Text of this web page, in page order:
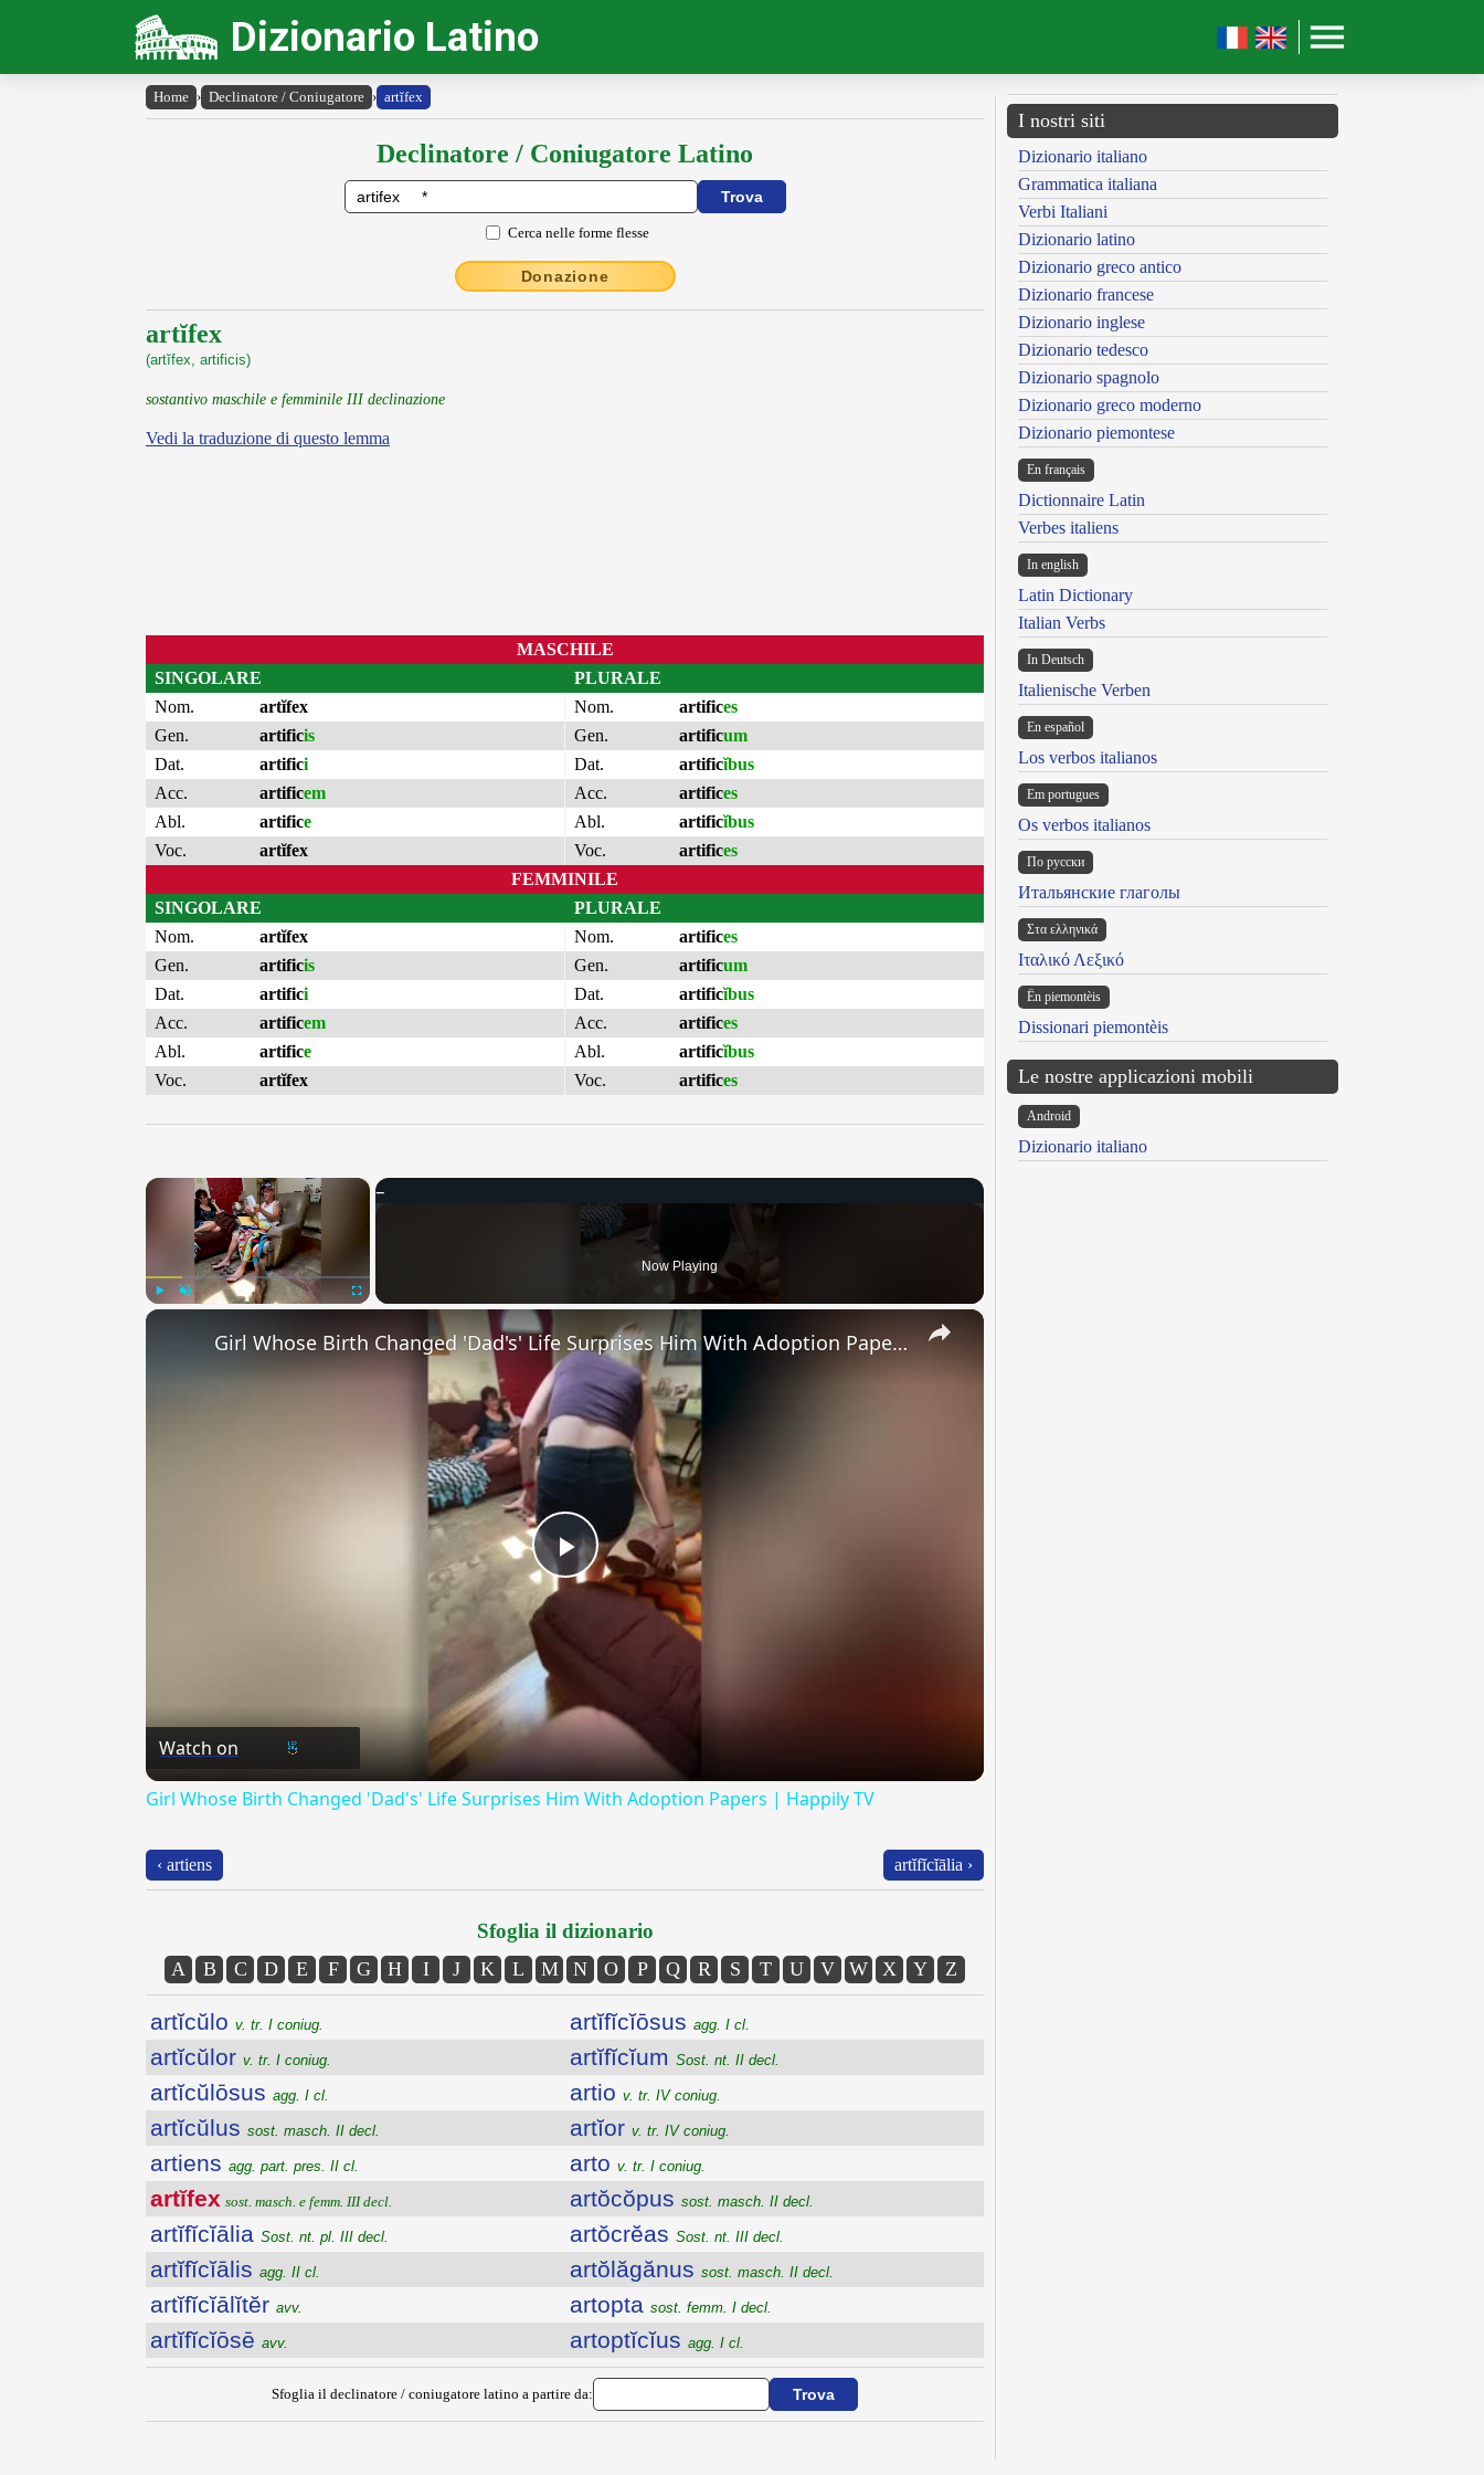
Dizionario Latino
Home › Declinatore / Coniugatore › artĭfex
Declinatore / Coniugatore Latino
Cerca nelle forme flesse
Donazione
artĭfex
(artĭfex, artificis)
sostantivo maschile e femminile III declinazione
Vedi la traduzione di questo lemma
MASCHILE
SINGOLARE
Nom.
artĭfex
Gen.
artificis
Dat.
artifici
Acc.
artificem
Abl.
artifice
Voc.
artĭfex
PLURALE
Nom.
artifices
Gen.
artificum
Dat.
artificĭbus
Acc.
artifices
Abl.
artificĭbus
Voc.
artifices
FEMMINILE
SINGOLARE
Nom.
artĭfex
Gen.
artificis
Dat.
artifici
Acc.
artificem
Abl.
artifice
Voc.
artĭfex
PLURALE
Nom.
artifices
Gen.
artificum
Dat.
artificĭbus
Acc.
artifices
Abl.
artificĭbus
Voc.
artifices
×
Now Playing
×
Play
Video
Girl Whose Birth Changed 'Dad's' Life Surprises Him With Adoption Papers | Happily TV
Watch on
Girl Whose Birth Changed 'Dad's' Life Surprises Him With Adoption Papers | Happily TV
‹ artiens artĭfĭcĭālia ›
Sfoglia il dizionario
A B C D E F G H I J K L M N O P Q R S T U V W X Y Z
artĭcŭlo v. tr. I coniug.
artĭcŭlor v. tr. I coniug.
artĭcŭlōsus agg. I cl.
artĭcŭlus sost. masch. II decl.
artiens agg. part. pres. II cl.
artĭfex sost. masch. e femm. III decl.
artĭfĭcĭālia Sost. nt. pl. III decl.
artĭfĭcĭālis agg. II cl.
artĭfĭcĭālĭtĕr avv.
artĭfĭcĭōsē avv.
artĭfĭcĭōsus agg. I cl.
artĭfĭcĭum Sost. nt. II decl.
artio v. tr. IV coniug.
artĭor v. tr. IV coniug.
arto v. tr. I coniug.
artŏcŏpus sost. masch. II decl.
artŏcrĕas Sost. nt. III decl.
artŏlăgănus sost. masch. II decl.
artopta sost. femm. I decl.
artoptĭcĭus agg. I cl.
Sfoglia il declinatore / coniugatore latino a partire da:
I nostri siti
Dizionario italiano
Grammatica italiana
Verbi Italiani
Dizionario latino
Dizionario greco antico
Dizionario francese
Dizionario inglese
Dizionario tedesco
Dizionario spagnolo
Dizionario greco moderno
Dizionario piemontese
En français
Dictionnaire Latin
Verbes italiens
In english
Latin Dictionary
Italian Verbs
In Deutsch
Italienische Verben
En español
Los verbos italianos
Em portugues
Os verbos italianos
По русски
Итальянские глаголы
Στα ελληνικά
Ιταλικό Λεξικό
Ën piemontèis
Dissionari piemontèis
Le nostre applicazioni mobili
Android
Dizionario italiano